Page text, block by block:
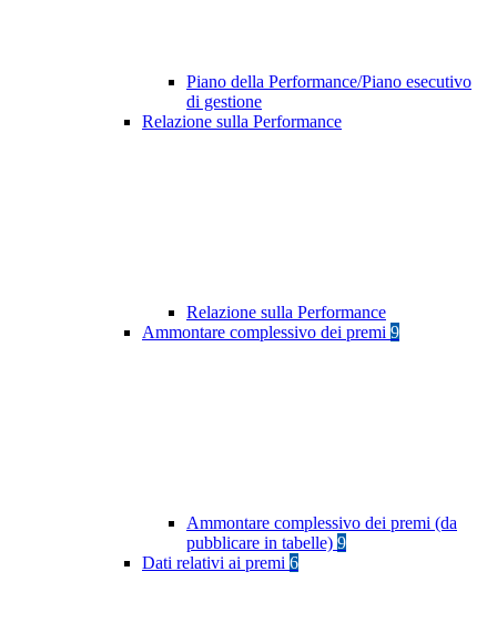
Piano della Performance/Piano esecutivo
di gestione
Relazione sulla Performance
Relazione sulla Performance
Ammontare complessivo dei premi 9
Ammontare complessivo dei premi (da
pubblicare in tabelle) 9
Dati relativi ai premi 6